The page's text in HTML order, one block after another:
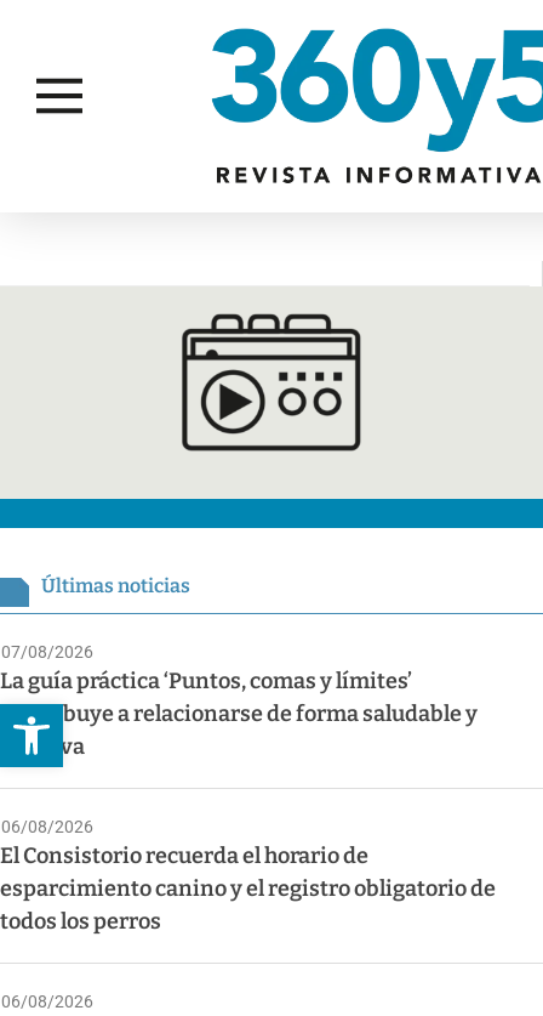
Abrir barra de herramientas
Últimas noticias
07/08/2026
La guía práctica ‘Puntos, comas y límites’
contribuye a relacionarse de forma saludable y
asertiva
06/08/2026
El Consistorio recuerda el horario de
esparcimiento canino y el registro obligatorio de
todos los perros
06/08/2026